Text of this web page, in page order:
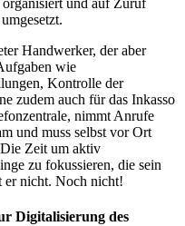
und auf Zuruf
Handwerker, der aber
wie
Kontrolle der
zudem auch für das Inkasso
nimmt Anrufe
und muss selbst vor Ort
Zeit um aktiv
zu fokussieren, die sein
er nicht. Noch nicht!
Digitalisierung des